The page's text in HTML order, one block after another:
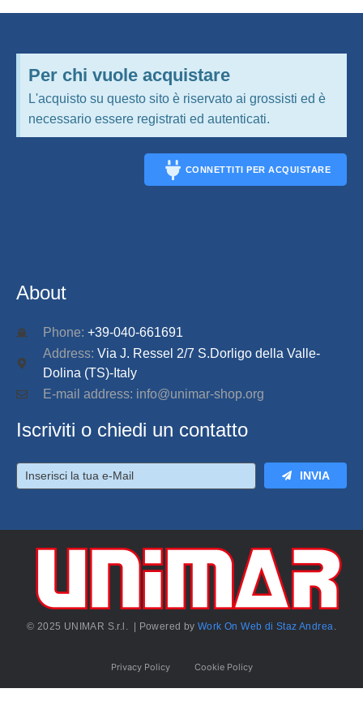
Per chi vuole acquistare
L'acquisto su questo sito è riservato ai grossisti ed è
necessario essere registrati ed autenticati.
CONNETTITI PER ACQUISTARE
About
Phone: +39-040-661691
Address: Via J. Ressel 2/7 S.Dorligo della Valle-
Dolina (TS)-Italy
E-mail address: info@unimar-shop.org
Iscriviti o chiedi un contatto
INVIA
© 2025 UNIMAR S.r.l. | Powered byWork On Web di Staz Andrea.
Privacy Policy Cookie Policy